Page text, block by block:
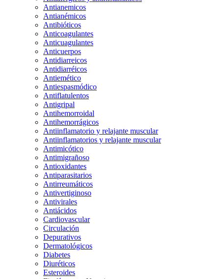
Antianemicos
Antianémicos
Antibióticos
Anticoagulantes
Anticuagulantes
Anticuerpos
Antidiarreicos
Antidiarréicos
Antiemético
Antiespasmódico
Antiflatulentos
Antigripal
Antihemorroidal
Antihemorrágicos
Antiinflamatorio y relajante muscular
Antiinflamatorios y relajante muscular
Antimicótico
Antimigrañoso
Antioxidantes
Antiparasitarios
Antirreumáticos
Antivertiginoso
Antivirales
Antiácidos
Cardiovascular
Circulación
Depurativos
Dermatológicos
Diabetes
Diuréticos
Esteroides